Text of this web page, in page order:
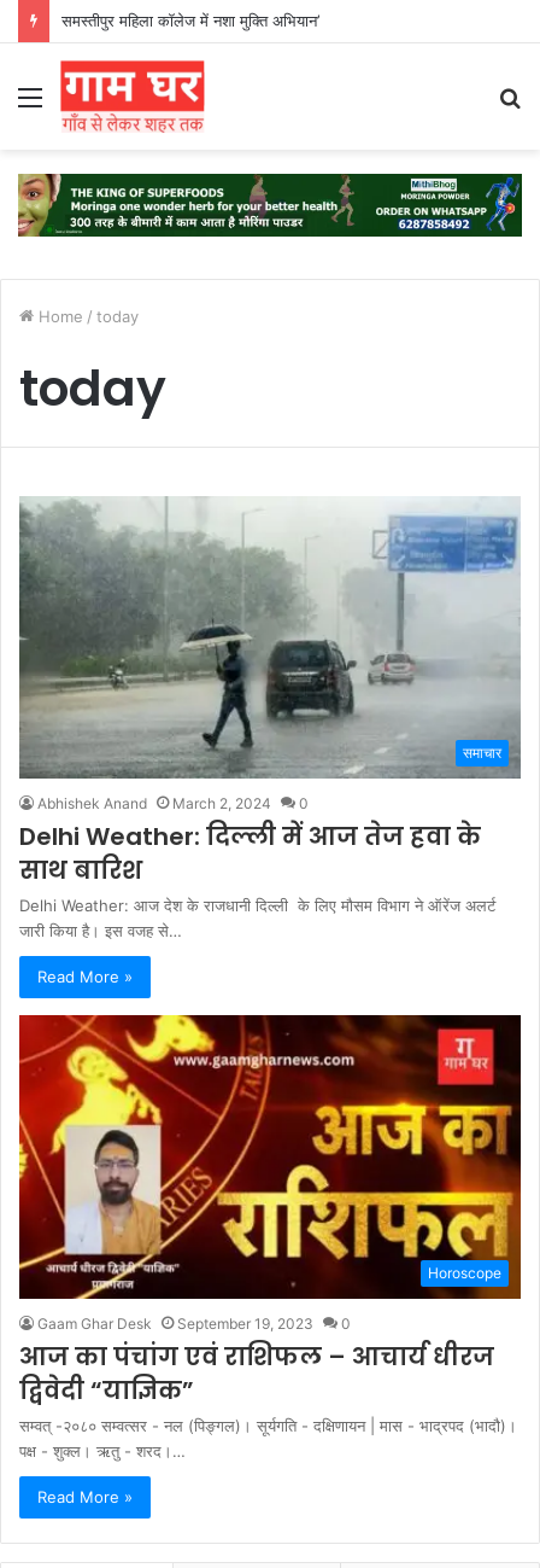
समस्तीपुर महिला कॉलेज में नशा मुक्ति अभियान’
Menu
Home / today
today
समाचार
Abhishek Anand March 2, 2024 0
Delhi Weather: दिल्ली में आज तेज हवा के
साथ बारिश
Delhi Weather: आज देश के राजधानी दिल्ली के लिए मौसम विभाग ने ऑरेंज अलर्ट
जारी किया है। इस वजह से…
Read More »
Horoscope
Gaam Ghar Desk September 19, 2023 0
आज का पंचांग एवं राशिफल – आचार्य धीरज
द्विवेदी “याज्ञिक”
सम्वत् -२०८० सम्वत्सर - नल (पिङ्गल)। सूर्यगति - दक्षिणायन | मास - भाद्रपद (भादौ)।
पक्ष - शुक्ल। ऋतु - शरद।…
Read More »